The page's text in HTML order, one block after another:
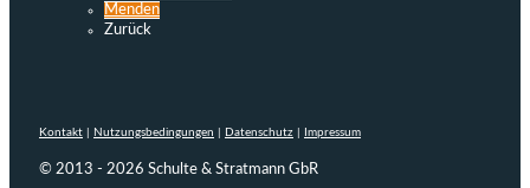
Menden
Zurück
Kontakt Nutzungsbedingungen Datenschutz Impressum
© 2013 - 2026 Schulte & Stratmann GbR